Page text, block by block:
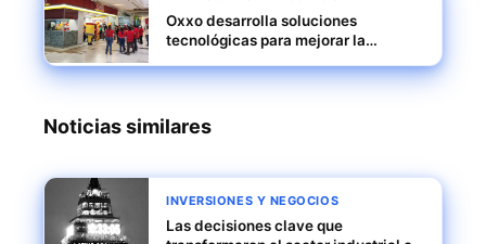
Oxxo desarrolla soluciones
tecnológicas para mejorar la
América Latina
Noticias similares
INVERSIONES Y NEGOCIOS
Las decisiones clave que